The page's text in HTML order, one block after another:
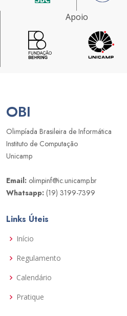
Apoio
OBI
Olimpíada Brasileira de Informática
Instituto de Computação
Unicamp
Email: olimpinf@ic.unicamp.br
Whatsapp: (19) 3199-7399
Links Úteis
Início
Regulamento
Calendário
Pratique